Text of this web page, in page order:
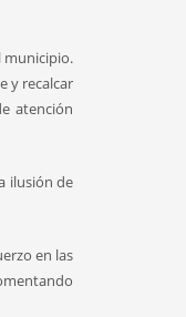
municipio.
y recalcar
atención
ilusión de
en las